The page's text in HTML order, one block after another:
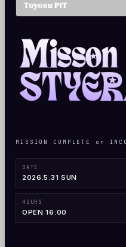
MISSION COMPLETE or
DATE
2026.5.31 SUN
HOURS
OPEN 16:00